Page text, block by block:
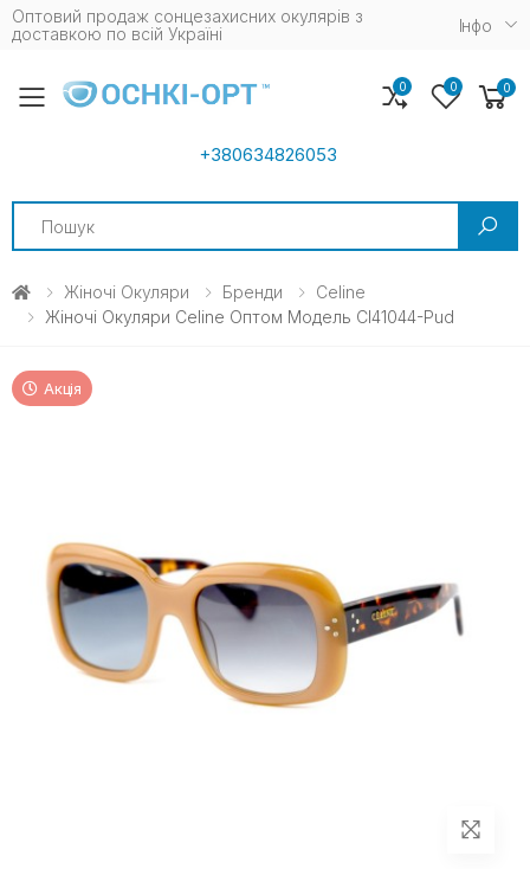
Оптовий продаж сонцезахисних окулярів з
доставкою по всій Україні
Iнфо
Toggle mobile menu
+380634826053
Search
0 0 0
Жіночі Окуляри Бренди
Celine
Жіночі Окуляри Celine Оптом Модель Cl41044-Pud
Акція